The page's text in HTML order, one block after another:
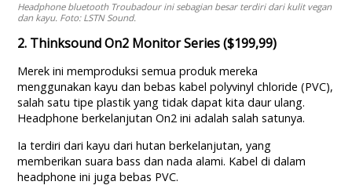
Headphone bluetooth Troubadour ini sebagian besar terdiri dari kulit vegan
dan kayu. Foto: LSTN Sound.
2. Thinksound On2 Monitor Series ($199,99)
Merek ini memproduksi semua produk mereka
menggunakan kayu dan bebas kabel polyvinyl chloride (PVC),
salah satu tipe plastik yang tidak dapat kita daur ulang.
Headphone berkelanjutan On2 ini adalah salah satunya.
Ia terdiri dari kayu dari hutan berkelanjutan, yang
memberikan suara bass dan nada alami. Kabel di dalam
headphone ini juga bebas PVC.